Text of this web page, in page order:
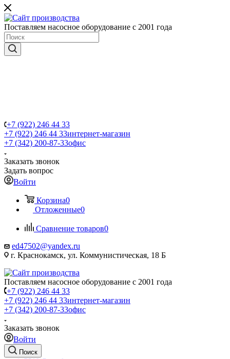
Поставляем насосное оборудование с 2001 года
+7 (922) 246 44 33
+7 (922) 246 44 33интернет-магазин
+7 (342) 200-87-33офис
Заказать звонок
Задать вопрос
Войти
Корзина0
Отложенные0
Сравнение товаров0
ed47502@yandex.ru
г. Краснокамск, ул. Коммунистическая, 18 Б
Поставляем насосное оборудование с 2001 года
+7 (922) 246 44 33
+7 (922) 246 44 33интернет-магазин
+7 (342) 200-87-33офис
Заказать звонок
Войти
Поиск